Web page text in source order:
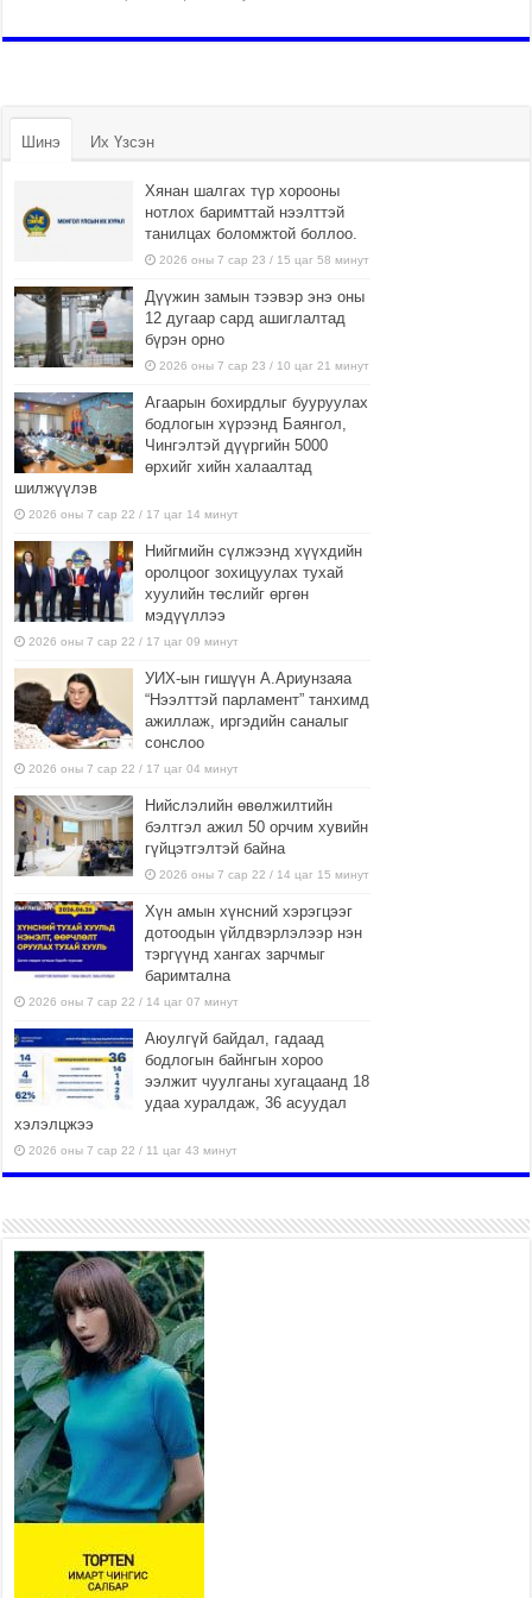
Шинэ Их Үзсэн
Хянан шалгах түр хорооны
нотлох баримттай нээлттэй
танилцах боломжтой боллоо.
2026 оны 7 сар 23 / 15 цаг 58 минут
Дүүжин замын тээвэр энэ оны
12 дугаар сард ашиглалтад
бүрэн орно
2026 оны 7 сар 23 / 10 цаг 21 минут
Агаарын бохирдлыг бууруулах
бодлогын хүрээнд Баянгол,
Чингэлтэй дүүргийн 5000
өрхийг хийн халаалтад
шилжүүлэв
2026 оны 7 сар 22 / 17 цаг 14 минут
Нийгмийн сүлжээнд хүүхдийн
оролцоог зохицуулах тухай
хуулийн төслийг өргөн
мэдүүллээ
2026 оны 7 сар 22 / 17 цаг 09 минут
УИХ-ын гишүүн А.Ариунзаяа
“Нээлттэй парламент” танхимд
ажиллаж, иргэдийн саналыг
сонслоо
2026 оны 7 сар 22 / 17 цаг 04 минут
Нийслэлийн өвөлжилтийн
бэлтгэл ажил 50 орчим хувийн
гүйцэтгэлтэй байна
2026 оны 7 сар 22 / 14 цаг 15 минут
Хүн амын хүнсний хэрэгцээг
дотоодын үйлдвэрлэлээр нэн
тэргүүнд хангах зарчмыг
баримтална
2026 оны 7 сар 22 / 14 цаг 07 минут
Аюулгүй байдал, гадаад
бодлогын байнгын хороо
ээлжит чуулганы хугацаанд 18
удаа хуралдаж, 36 асуудал
хэлэлцжээ
2026 оны 7 сар 22 / 11 цаг 43 минут
боломжтой-Хүүхэд хөгжүүлэх
төв” байгуулах төсөлд төр,
хувийн хэвшлийн түншлэлийн хүрээнд хамтран
ажиллахыг урьж байна
2026 оны 7 сар 22 / 9 цаг 28 минут
Б.Пүрэвдагва: “Урт цагаан”-ыг
залуучууд чөлөөт цагаа
өнгөрүүлдэг, жуулчид зорьж
ирдэг цэг болгоно
2026 оны 7 сар 21 / 16 цаг 47 минут
Тусгай замын автобус /BRT/ төслийн удирдах
хорооны ээлжит хуралдаан боллоо
Ерөнхий сайд Н.Учрал БНХАУ-аас Монгол Улсад
суугаа Элчин сайд Шэнь Миньжюанийг хүлээн